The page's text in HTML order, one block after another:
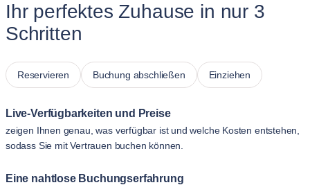
Ihr perfektes Zuhause in nur 3
Schritten
Reservieren Buchung abschließen Einziehen
Live-Verfügbarkeiten und Preise
zeigen Ihnen genau, was verfügbar ist und welche Kosten entstehen,
sodass Sie mit Vertrauen buchen können.
Eine nahtlose Buchungserfahrung